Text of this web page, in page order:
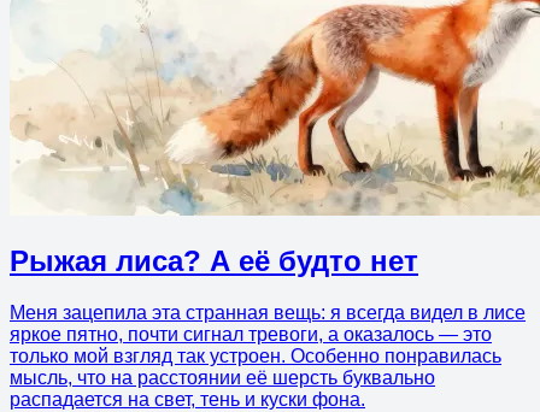
Рыжая лиса? А её будто нет
Меня зацепила эта странная вещь: я всегда видел в лисе
яркое пятно, почти сигнал тревоги, а оказалось — это
только мой взгляд так устроен. Особенно понравилась
мысль, что на расстоянии её шерсть буквально
распадается на свет, тень и куски фона.